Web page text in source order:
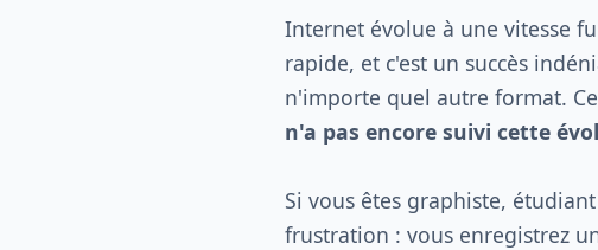
Internet évolue à une vitesse
rapide, et c'est un succès
n'importe quel autre format.
n'a pas encore suivi cette
Si vous êtes graphiste,
frustration : vous enregistrez